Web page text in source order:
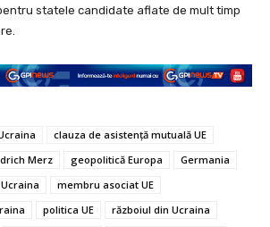
statele candidate aflate de mult timp
clauza de asistență mutuală UE
Merz geopolitică Europa
Germania
membru asociat UE
politica UE
războiul din Ucraina